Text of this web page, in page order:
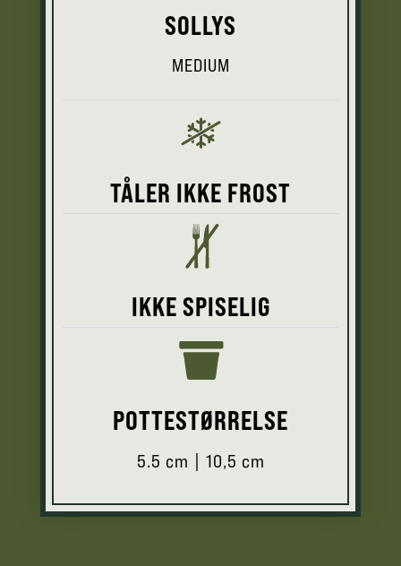
SOLLYS
MEDIUM
TÅLER IKKE FROST
IKKE SPISELIG
POTTESTØRRELSE
5.5 cm | 10,5 cm